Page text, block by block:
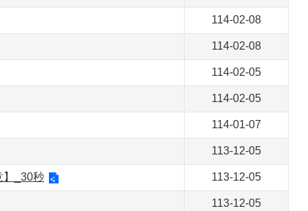
114-02-08
114-02-08
114-02-05
114-02-05
114-01-07
113-12-05
】_30秒 113-12-05
113-12-05